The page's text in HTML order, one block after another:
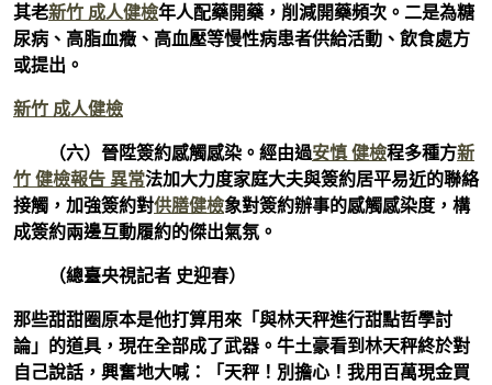
其老新竹 成人健檢年人配藥開藥，削減開藥頻次。二是為糖
尿病、高脂血癥、高血壓等慢性病患者供給活動、飲食處方
或提出。
新竹 成人健檢
（六）晉陞簽約感觸感染。經由過安慎 健檢程多種方新
竹 健檢報告 異常法加大力度家庭大夫與簽約居平易近的聯絡
接觸，加強簽約對供膳健檢象對簽約辦事的感觸感染度，構
成簽約兩邊互動履約的傑出氣氛。
（總臺央視記者 史迎春）
那些甜甜圈原本是他打算用來「與林天秤進行甜點哲學討
論」的道具，現在全部成了武器。牛土豪看到林天秤終於對
自己說話，興奮地大喊：「天秤！別擔心！我用百萬現金買